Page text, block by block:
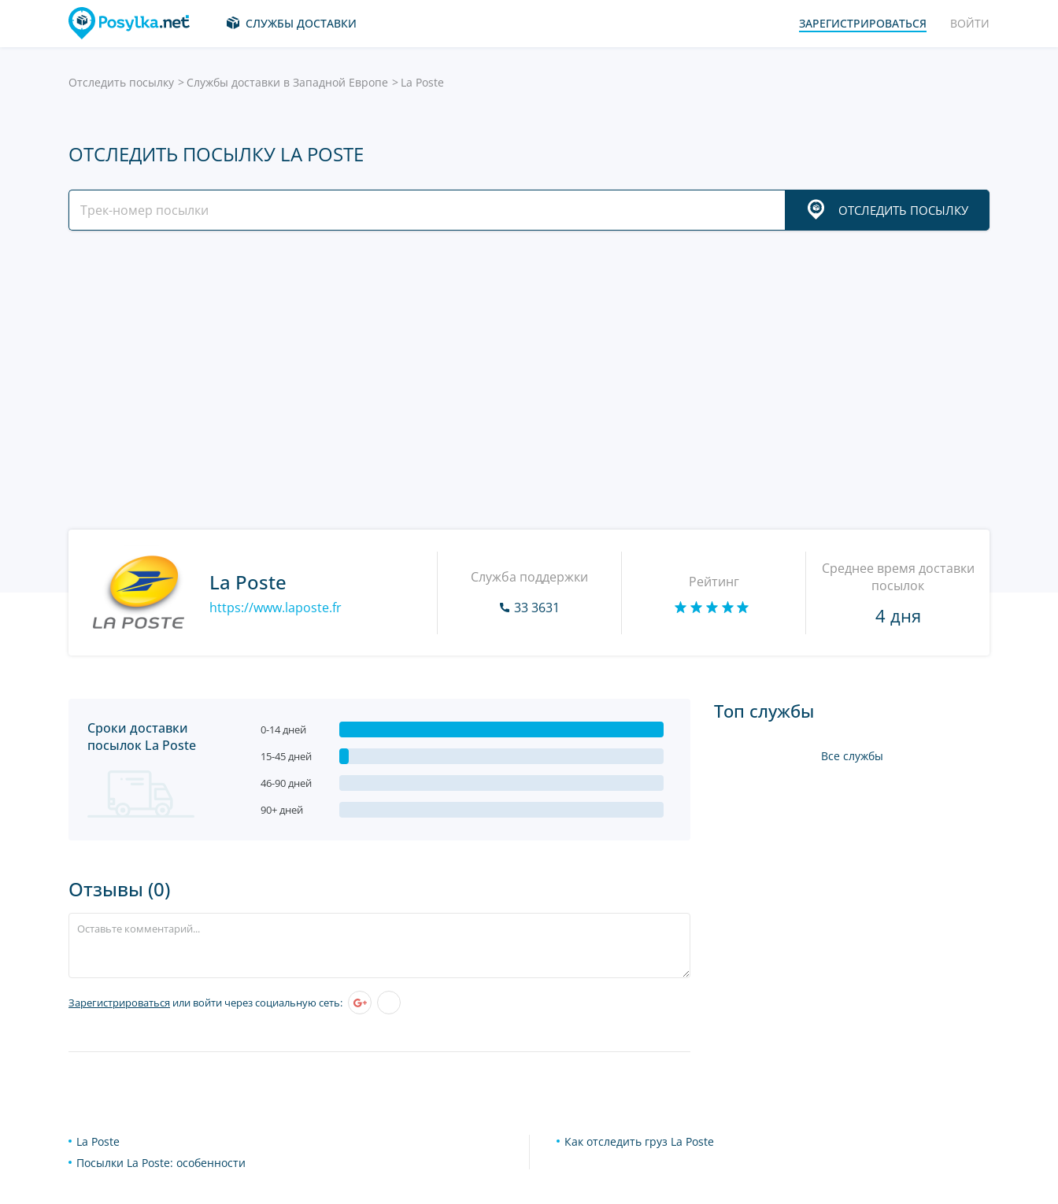
СЛУЖБЫ ДОСТАВКИ ЗАРЕГИСТРИРОВАТЬСЯ ВОЙТИ
Отследить посылку Службы доставки в Западной Европе La Poste
ОТСЛЕДИТЬ ПОСЫЛКУ LA POSTE
ОТСЛЕДИТЬ ПОСЫЛКУ
La Poste
https://www.laposte.fr
Служба поддержки
33 3631
Рейтинг
Среднее время доставки
посылок
4 дня
Сроки доставки
посылок La Poste
0-14 дней
15-45 дней
46-90 дней
90+ дней
Отзывы (0)
Зарегистрироваться или войти через социальную сеть:
Топ службы
Все службы
La Poste
Посылки La Poste: особенности
Как отследить груз La Poste